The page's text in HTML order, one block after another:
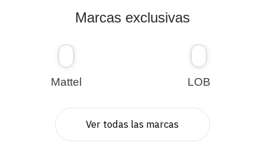
Marcas exclusivas
Mattel LOB
Ver todas las marcas